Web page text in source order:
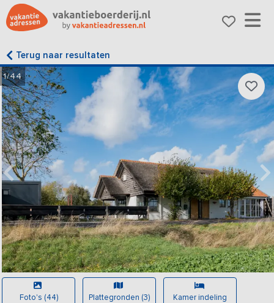
Terug naar resultaten
1/44
Foto's (44) Plattegronden (3) Kamer indeling